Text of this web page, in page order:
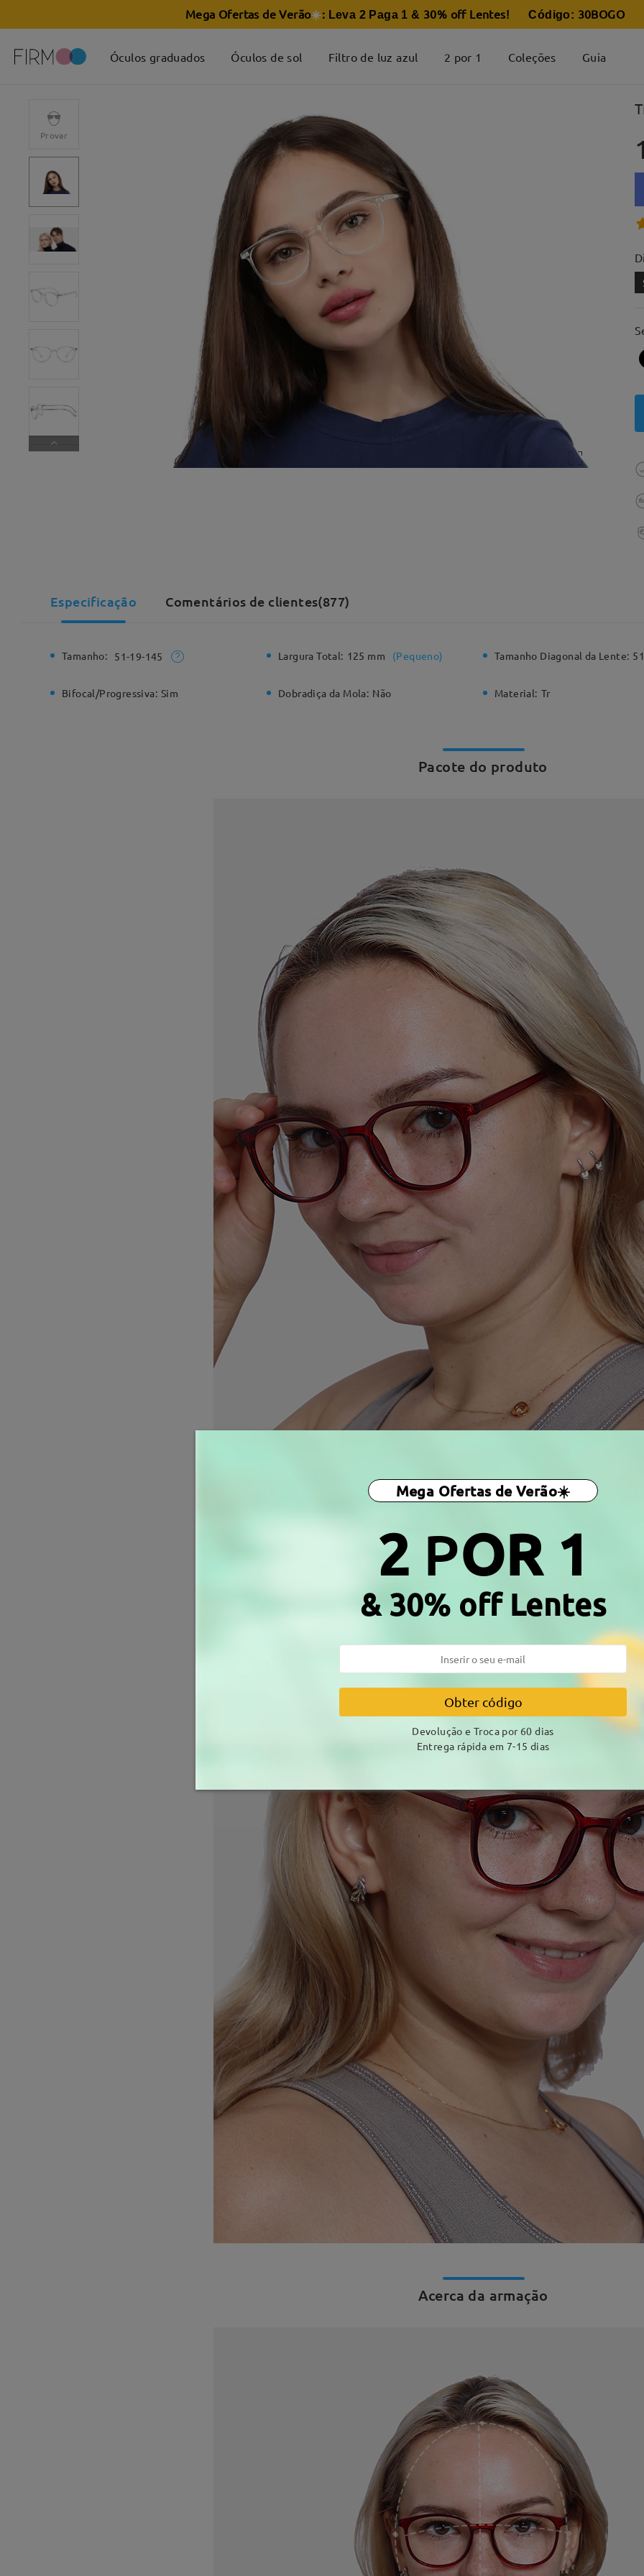
Mega Ofertas de Verão☀️: Leva 2 Paga 1 & 30% off Lentes! Código: 30BOGO
Óculos graduados Óculos de sol Filtro de luz azul 2 por 1 Coleções Guia
Provar
Especificação Comentários de clientes(877)
Tamanho: 51-19-145 Largura Total: 125 mm (Pequeno) Tamanho Diagonal da Lente:
Bifocal/Progressiva: Sim Dobradiça da Mola: Não Material: Tr
Pacote do produto
Acerca da armação
Mega Ofertas de Verão☀️
2 POR 1
& 30% off Lentes
Obter código
Devolução e Troca por 60 dias
Entrega rápida em 7-15 dias